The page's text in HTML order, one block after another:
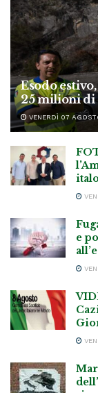
Esodo
25 milioni di
VENERDÌ 07
e